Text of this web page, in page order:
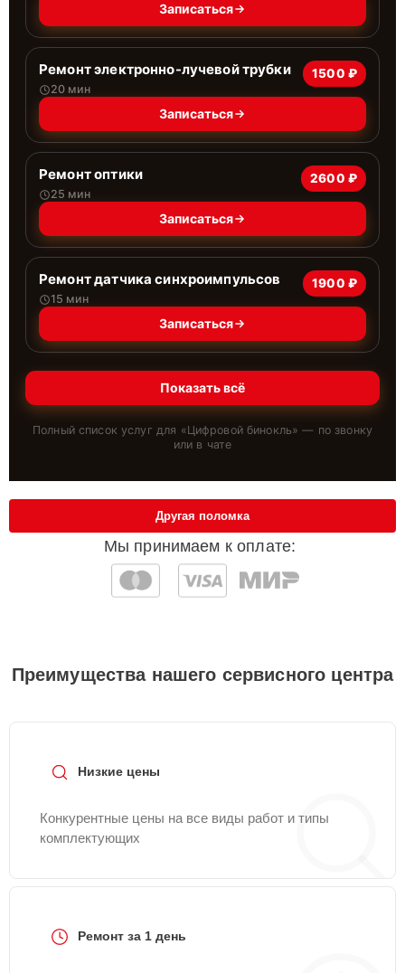
Записаться
Ремонт электронно-лучевой трубки
20 мин
1500 ₽
Записаться
Ремонт оптики
25 мин
2600 ₽
Записаться
Ремонт датчика синхроимпульсов
15 мин
1900 ₽
Записаться
Показать всё
Полный список услуг для «Цифровой бинокль» — по звонку
или в чате
Мы принимаем к оплате:
Другая поломка
Преимущества нашего сервисного центра
Низкие цены
Конкурентные цены на все виды работ и типы
комплектующих
Ремонт за 1 день